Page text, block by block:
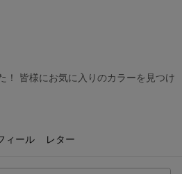
！ 皆様にお気に入りのカラーを見つけ
ィール レター